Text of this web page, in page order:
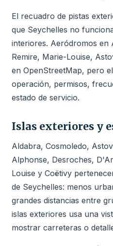
El recuadro de pistas
que Seychelles no
interiores. Aeródromos en
Remire, Marie-Louise,
en OpenStreetMap, pero
operación, permisos,
estado de servicio.
Islas exteriores y
Aldabra, Cosmoledo,
Alphonse, Desroches,
Louise y Coëtivy
de Seychelles: menos
grandes distancias entre
islas exteriores usa una
mostrar carreteras o